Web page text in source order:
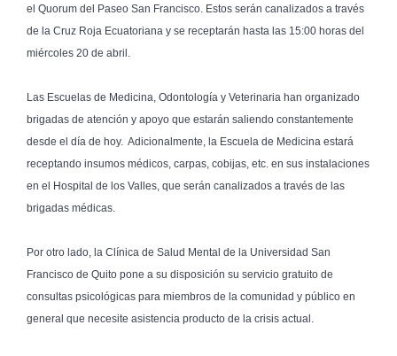
el Quorum del Paseo San Francisco. Estos serán canalizados a través
de la Cruz Roja Ecuatoriana y se receptarán hasta las 15:00 horas del
miércoles 20 de abril.
Las Escuelas de Medicina, Odontología y Veterinaria han organizado
brigadas de atención y apoyo que estarán saliendo constantemente
desde el día de hoy.  Adicionalmente, la Escuela de Medicina estará
receptando insumos médicos, carpas, cobijas, etc. en sus instalaciones
en el Hospital de los Valles, que serán canalizados a través de las
brigadas médicas.
Por otro lado, la Clínica de Salud Mental de la Universidad San
Francisco de Quito pone a su disposición su servicio gratuito de
consultas psicológicas para miembros de la comunidad y público en
general que necesite asistencia producto de la crisis actual.